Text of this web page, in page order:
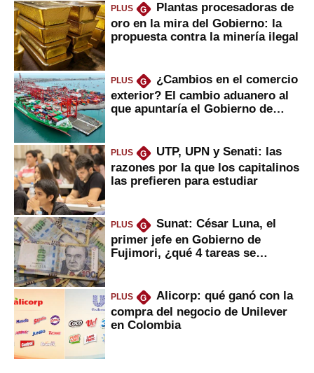
PLUS G
Plantas procesadoras de
oro en la mira del Gobierno: la
propuesta contra la minería ilegal
PLUS G
¿Cambios en el comercio
exterior? El cambio aduanero al
que apuntaría el Gobierno de
PLUS G
UTP, UPN y Senati: las
razones por la que los capitalinos
las prefieren para estudiar
PLUS G
Sunat: César Luna, el
primer jefe en Gobierno de
Fujimori, ¿qué 4 tareas se
PLUS G
Alicorp: qué ganó con la
compra del negocio de Unilever
en Colombia